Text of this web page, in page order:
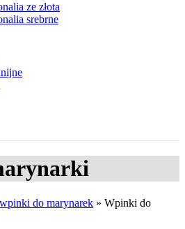
ze złota
srebrne
do marynarek » Wpinki do